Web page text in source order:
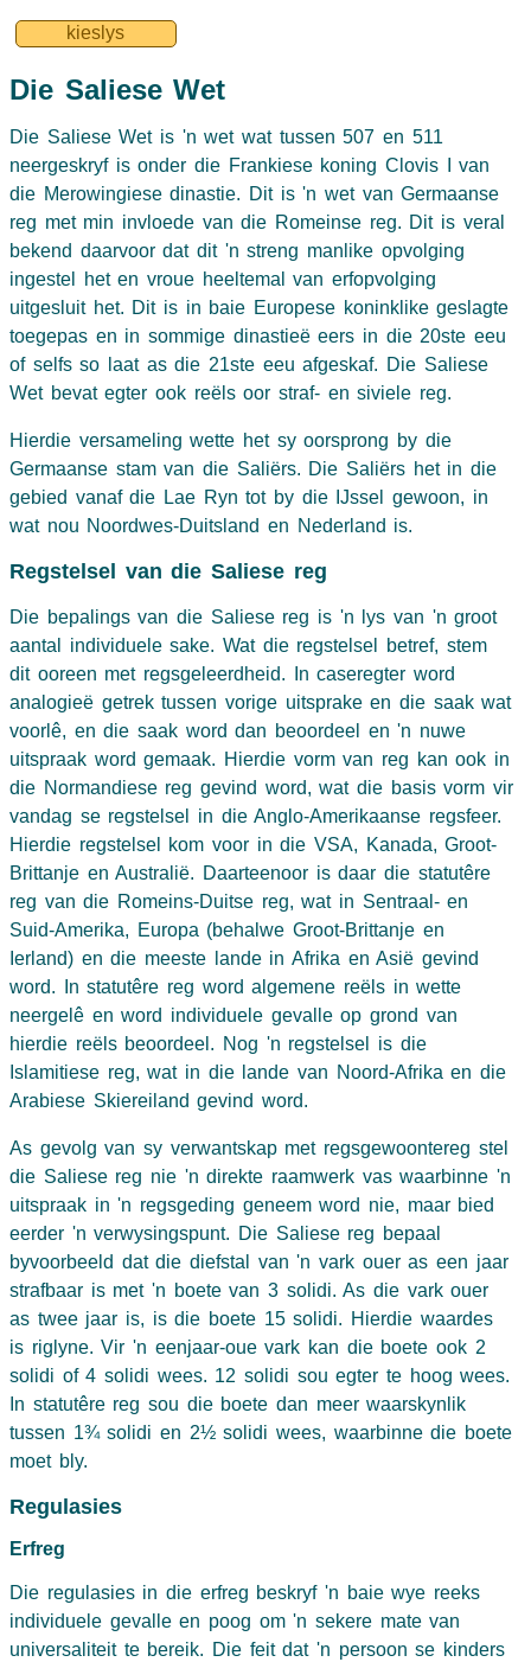
kieslys
Die Saliese Wet
Die Saliese Wet is 'n wet wat tussen 507 en 511
neergeskryf is onder die Frankiese koning Clovis I van
die Merowingiese dinastie. Dit is 'n wet van Germaanse
reg met min invloede van die Romeinse reg. Dit is veral
bekend daarvoor dat dit 'n streng manlike opvolging
ingestel het en vroue heeltemal van erfopvolging
uitgesluit het. Dit is in baie Europese koninklike geslagte
toegepas en in sommige dinastieë eers in die 20ste eeu
of selfs so laat as die 21ste eeu afgeskaf. Die Saliese
Wet bevat egter ook reëls oor straf- en siviele reg.
Hierdie versameling wette het sy oorsprong by die
Germaanse stam van die Saliërs. Die Saliërs het in die
gebied vanaf die Lae Ryn tot by die IJssel gewoon, in
wat nou Noordwes-Duitsland en Nederland is.
Regstelsel van die Saliese reg
Die bepalings van die Saliese reg is 'n lys van 'n groot
aantal individuele sake. Wat die regstelsel betref, stem
dit ooreen met regsgeleerdheid. In caseregter word
analogieë getrek tussen vorige uitsprake en die saak wat
voorlê, en die saak word dan beoordeel en 'n nuwe
uitspraak word gemaak. Hierdie vorm van reg kan ook in
die Normandiese reg gevind word, wat die basis vorm vir
vandag se regstelsel in die Anglo-Amerikaanse regsfeer.
Hierdie regstelsel kom voor in die VSA, Kanada, Groot-
Brittanje en Australië. Daarteenoor is daar die statutêre
reg van die Romeins-Duitse reg, wat in Sentraal- en
Suid-Amerika, Europa (behalwe Groot-Brittanje en
Ierland) en die meeste lande in Afrika en Asië gevind
word. In statutêre reg word algemene reëls in wette
neergelê en word individuele gevalle op grond van
hierdie reëls beoordeel. Nog 'n regstelsel is die
Islamitiese reg, wat in die lande van Noord-Afrika en die
Arabiese Skiereiland gevind word.
As gevolg van sy verwantskap met regsgewoontereg stel
die Saliese reg nie 'n direkte raamwerk vas waarbinne 'n
uitspraak in 'n regsgeding geneem word nie, maar bied
eerder 'n verwysingspunt. Die Saliese reg bepaal
byvoorbeeld dat die diefstal van 'n vark ouer as een jaar
strafbaar is met 'n boete van 3 solidi. As die vark ouer
as twee jaar is, is die boete 15 solidi. Hierdie waardes
is riglyne. Vir 'n eenjaar-oue vark kan die boete ook 2
solidi of 4 solidi wees. 12 solidi sou egter te hoog wees.
In statutêre reg sou die boete dan meer waarskynlik
tussen 1¾ solidi en 2½ solidi wees, waarbinne die boete
moet bly.
Regulasies
Erfreg
Die regulasies in die erfreg beskryf 'n baie wye reeks
individuele gevalle en poog om 'n sekere mate van
universaliteit te bereik. Die feit dat 'n persoon se kinders